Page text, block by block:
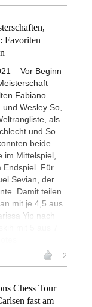
Favoriten
– Vor Beginn
Fabiano
Wesley So,
als
und So
beide
im Mittelspiel,
Endspiel. Für
Sevian, der
Damit teilen
mit je 4,5 aus
Yip nach
2
Chess Tour
fast am